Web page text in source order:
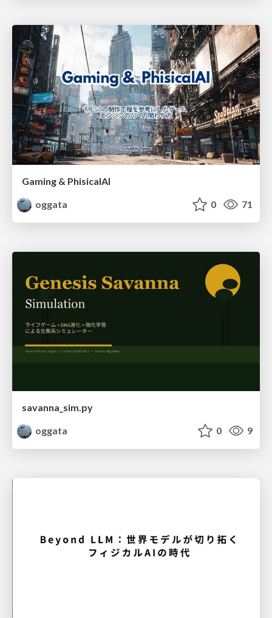
Gaming & PhisicalAI
oggata
0 71
savanna_sim.py
oggata
0 9